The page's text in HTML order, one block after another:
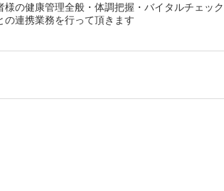
の健康管理全般・体調把握・バイタルチェック
の連携業務を行って頂きます